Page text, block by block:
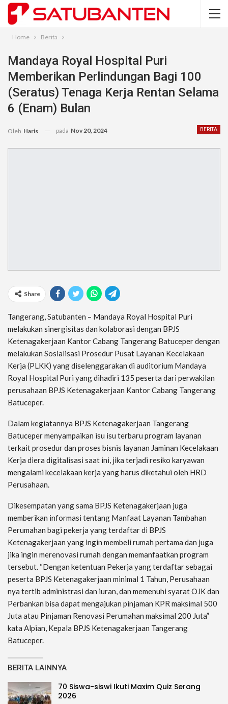
Home Berita
Mandaya Royal Hospital Puri
Memberikan Perlindungan Bagi 100
(seratus) Tenaga Kerja Rentan Selama
6 (enam) Bulan
BERITA
Oleh Haris pada Nov 20, 2024
Share
Tangerang, Satubanten – Mandaya Royal Hospital Puri
melakukan sinergisitas dan kolaborasi dengan BPJS
Ketenagakerjaan Kantor Cabang Tangerang Batuceper dengan
melakukan Sosialisasi Prosedur Pusat Layanan Kecelakaan
Kerja (PLKK) yang diselenggarakan di auditorium Mandaya
Royal Hospital Puri yang dihadiri 135 peserta dari perwakilan
perusahaan BPJS Ketenagakerjaan Kantor Cabang Tangerang
Batuceper.
Dalam kegiatannya BPJS Ketenagakerjaan Tangerang
Batuceper menyampaikan isu isu terbaru program layanan
terkait prosedur dan proses bisnis layanan Jaminan Kecelakaan
Kerja diera digitalisasi saat ini, jika terjadi resiko karyawan
mengalami kecelakaan kerja yang harus diketahui oleh HRD
Perusahaan.
Dikesempatan yang sama BPJS Ketenagakerjaan juga
memberikan informasi tentang Manfaat Layanan Tambahan
Perumahan bagi pekerja yang terdaftar di BPJS
Ketenagakerjaan yang ingin membeli rumah pertama dan juga
jika ingin merenovasi rumah dengan memanfaatkan program
tersebut. “Dengan ketentuan Pekerja yang terdaftar sebagai
peserta BPJS Ketenagakerjaan minimal 1 Tahun, Perusahaan
nya tertib administrasi dan iuran, dan memenuhi syarat OJK dan
Perbankan bisa dapat mengajukan pinjaman KPR maksimal 500
Juta atau Pinjaman Renovasi Perumahan maksimal 200 Juta”
kata Alpian, Kepala BPJS Ketenagakerjaan Tangerang
Batuceper.
BERITA LAINNYA
70 Siswa-siswi Ikuti Maxim Quiz Serang
2026